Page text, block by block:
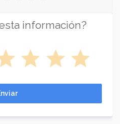
información?
star star star